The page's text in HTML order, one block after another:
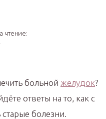
чтение:
больной желудок?
ответы на то, как с
болезни.